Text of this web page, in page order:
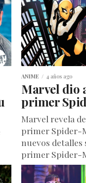
ANIME 4 años ago
Marvel dio
primer
Marvel revela
primer Spider-
nuevos detalles
primer Spider-